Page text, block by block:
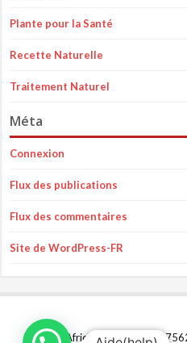
Plante pour la Santé
Recette Naturelle
Traitement Naturel
Méta
Connexion
Flux des publications
Flux des commentaires
Site de WordPress-FR
© 2024 AfricBio Santé